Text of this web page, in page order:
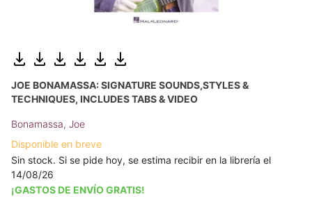
JOE BONAMASSA: SIGNATURE SOUNDS,STYLES &
TECHNIQUES, INCLUDES TABS & VIDEO
Bonamassa, Joe
Disponible en breve
Sin stock. Si se pide hoy, se estima recibir en la librería el
14/08/26
¡GASTOS DE ENVÍO GRATIS!